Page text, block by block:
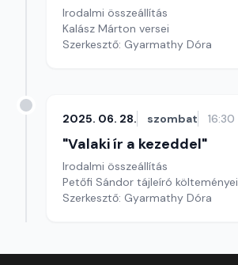
Irodalmi összeállítás
Kalász Márton versei
Szerkesztő: Gyarmathy Dóra
2025. 06. 28. szombat 16:30
"Valaki ír a kezeddel"
Irodalmi összeállítás
Petőfi Sándor tájleíró költeményei
Szerkesztő: Gyarmathy Dóra